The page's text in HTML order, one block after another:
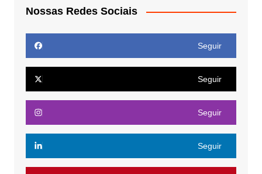
Nossas Redes Sociais
Seguir
Seguir
Seguir
Seguir